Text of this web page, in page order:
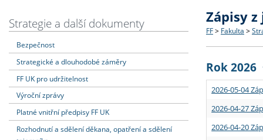
Dozvědět se více
Struktura
Strategie
Podpora
Podat přihlášku
Co
Učitelské
Dozvědět se více
Rigorózní
Dozvědět se více
O vědě a
Granty a
Dozvědět se více
Aktuální
Strategie a další dokumenty
Bezpečnost
Strategické a dlouhodobé záměry
FF UK pro udržitelnost
Výroční zprávy
Platné vnitřní předpisy FF UK
Rozhodnutí a sdělení děkana, opatření a sdělení
Zápisy
FF > Fakulta >
Rok 2026
2026-05-04
2026-04-27
2026-04-20